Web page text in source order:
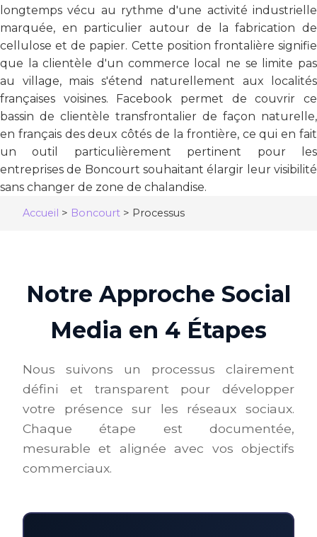
longtemps vécu au rythme d'une activité industrielle
marquée, en particulier autour de la fabrication de
cellulose et de papier. Cette position frontalière signifie
que la clientèle d'un commerce local ne se limite pas
au village, mais s'étend naturellement aux localités
françaises voisines. Facebook permet de couvrir ce
bassin de clientèle transfrontalier de façon naturelle,
en français des deux côtés de la frontière, ce qui en fait
un outil particulièrement pertinent pour les
entreprises de Boncourt souhaitant élargir leur visibilité
sans changer de zone de chalandise.
Accueil > Boncourt > Processus
Notre Approche Social
Media en 4 Étapes
Nous suivons un processus clairement
défini et transparent pour développer
votre présence sur les réseaux sociaux.
Chaque étape est documentée,
mesurable et alignée avec vos objectifs
commerciaux.